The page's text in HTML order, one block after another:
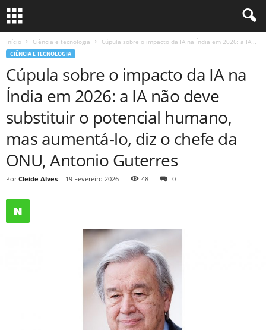
Início Ciência e tecnologia Cúpula sobre o impacto da IA ​​na Índia em 2026: a IA...
CIÊNCIA E TECNOLOGIA
Cúpula sobre o impacto da IA ​​na
Índia em 2026: a IA não deve
substituir o potencial humano,
mas aumentá-lo, diz o chefe da
ONU, Antonio Guterres
Por Cleide Alves - 19 Fevereiro 2026 48 0